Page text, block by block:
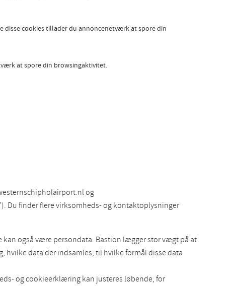
disse cookies tillader du annoncenetværk at spore din
at spore din browsingaktivitet.
og
Du finder flere virksomheds- og kontaktoplysninger
kan også være persondata. Bastion lægger stor vægt på at
data der indsamles, til hvilke formål disse data
og cookieerklæring kan justeres løbende, for